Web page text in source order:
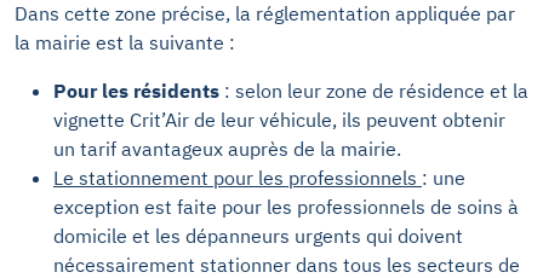
Dans cette zone précise, la réglementation appliquée par
la mairie est la suivante :
Pour les résidents : selon leur zone de résidence et la
vignette Crit’Air de leur véhicule, ils peuvent obtenir
un tarif avantageux auprès de la mairie.
Le stationnement pour les professionnels : une
exception est faite pour les professionnels de soins à
domicile et les dépanneurs urgents qui doivent
nécessairement stationner dans tous les secteurs de